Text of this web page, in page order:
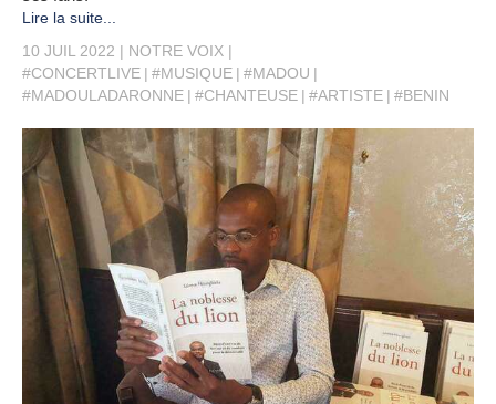
Lire la suite...
10 JUIL 2022
NOTRE VOIX
#CONCERTLIVE
#MUSIQUE
#MADOU
#MADOULADARONNE
#CHANTEUSE #ARTISTE #BENIN